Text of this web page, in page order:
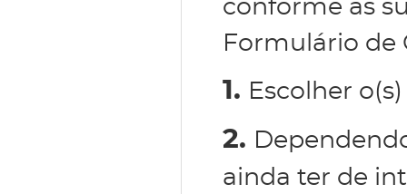
conforme as
Formulário de
1. Escolher
2.
ainda ter de